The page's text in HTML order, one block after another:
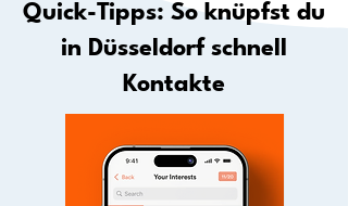
Quick-Tipps: So knüpfst du
in Düsseldorf schnell
Kontakte